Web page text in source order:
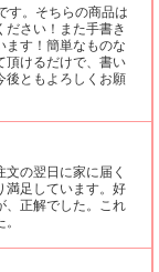
す。そちらの商品は
ださい！また手書き
ます！簡単なものな
頂けるだけで、書い
後ともよろしくお願
の翌日に家に届く
満足しています。好
、正解でした。これ